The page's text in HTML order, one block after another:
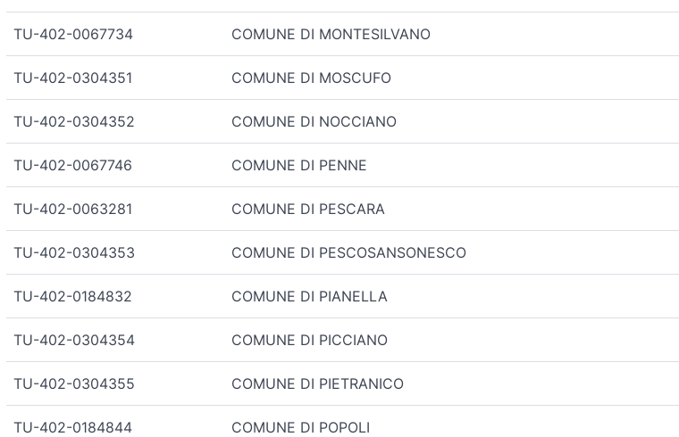
TU-402-0067734 COMUNE DI MONTESILVANO
TU-402-0304351 COMUNE DI MOSCUFO
TU-402-0304352 COMUNE DI NOCCIANO
TU-402-0067746 COMUNE DI PENNE
TU-402-0063281 COMUNE DI PESCARA
TU-402-0304353 COMUNE DI PESCOSANSONESCO
TU-402-0184832 COMUNE DI PIANELLA
TU-402-0304354 COMUNE DI PICCIANO
TU-402-0304355 COMUNE DI PIETRANICO
TU-402-0184844 COMUNE DI POPOLI